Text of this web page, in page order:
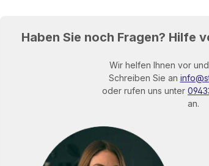
Haben Sie noch Fragen? Hilfe
Wir helfen Ihnen vor
Schreiben Sie an
oder rufen uns unter
an.